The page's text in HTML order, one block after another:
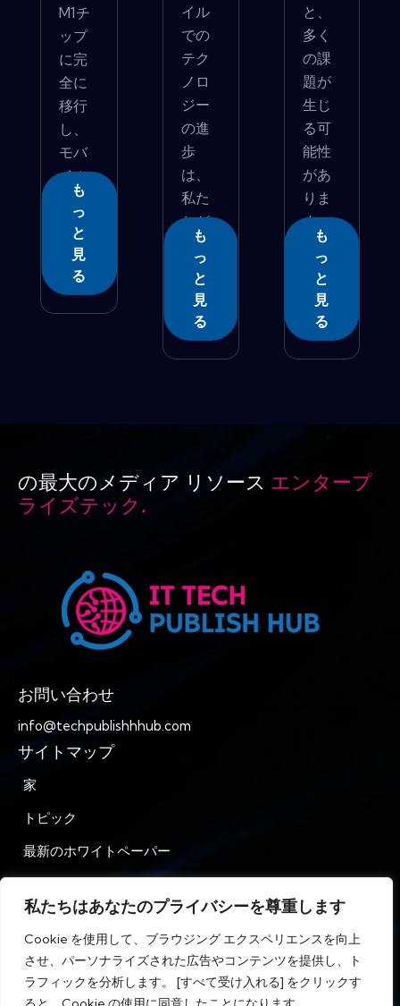
私たちはあなたのプライバシーを尊重します
Cookie を使用して、ブラウジング エクスペリエンスを向上
させ、パーソナライズされた広告やコンテンツを提供し、ト
ラフィックを分析します。 [すべて受け入れる] をクリックす
M1チ
ップ
に完
全に
移行
し、
モバ
イル
チ�...
も
っ
と
見
る
イル
での
テク
ノロ
ジー
の進
歩
は、
私た
ちが
�...
も
っ
と
見
る
と、
多く
の課
題が
生じ
る可
能性
があ
りま
す。
世...
も
っ
と
見
る
の最大のメディア リソース エンタープ
ライズテック.
お問い合わせ
info@techpublishhhub.com
サイトマップ
家
トピック
最新のホワイトペーパー
お問い合わせ
利用規約